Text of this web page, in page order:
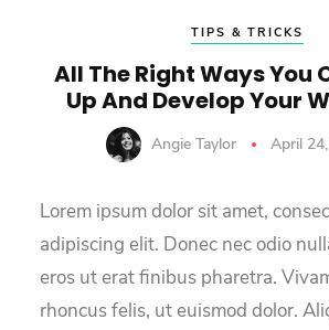
TIPS & TRICKS
All The Right Ways You
Up And Develop Your
Angie Taylor April
Lorem ipsum dolor sit amet,
adipiscing elit. Donec nec odio
eros ut erat finibus pharetra.
rhoncus felis, ut euismod dolor.